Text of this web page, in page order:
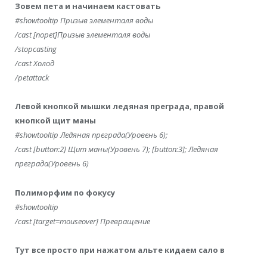
Зовем пета и начинаем кастовать
#showtooltip Призыв элементаля воды
/cast [nopet]Призыв элементаля воды
/stopcasting
/cast Холод
/petattack
Левой кнопкой мышки ледяная преграда, правой
кнопкой щит маны
#showtooltip Ледяная преграда(Уровень 6);
/cast [button:2] Щит маны(Уровень 7); [button:3]; Ледяная
преграда(Уровень 6)
Полиморфим по фокусу
#showtooltip
/cast [target=mouseover] Превращение
Тут все просто при нажатом альте кидаем сало в